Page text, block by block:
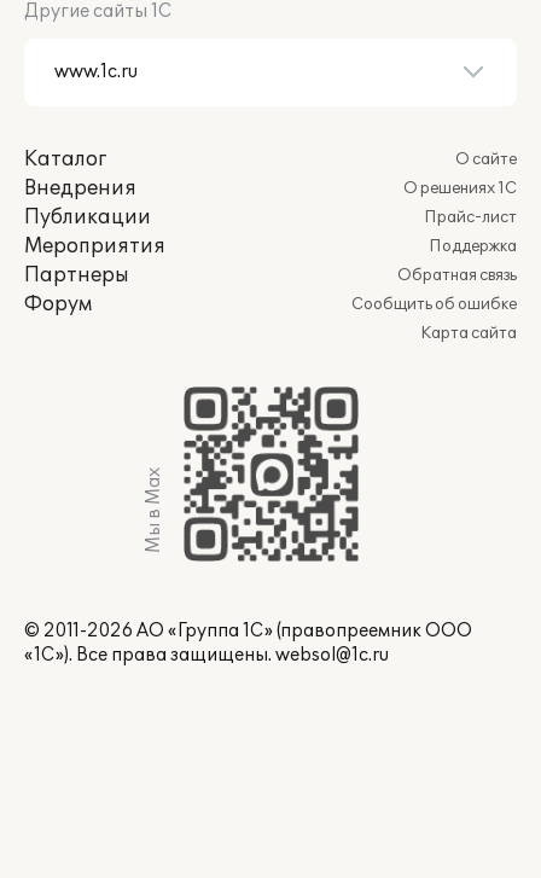
Другие сайты 1С
Каталог
Внедрения
Публикации
Мероприятия
Партнеры
Форум
О сайте
О решениях 1С
Прайс-лист
Поддержка
Обратная связь
Сообщить об ошибке
Карта сайта
Мы в Max
© 2011-2026 АО «Группа 1С» (правопреемник ООО
«1С»). Все права защищены. websol@1c.ru